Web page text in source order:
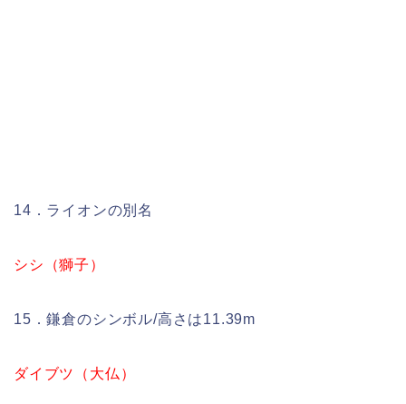
14．ライオンの別名
シシ（獅子）
15．鎌倉のシンボル/高さは11.39m
ダイブツ（大仏）